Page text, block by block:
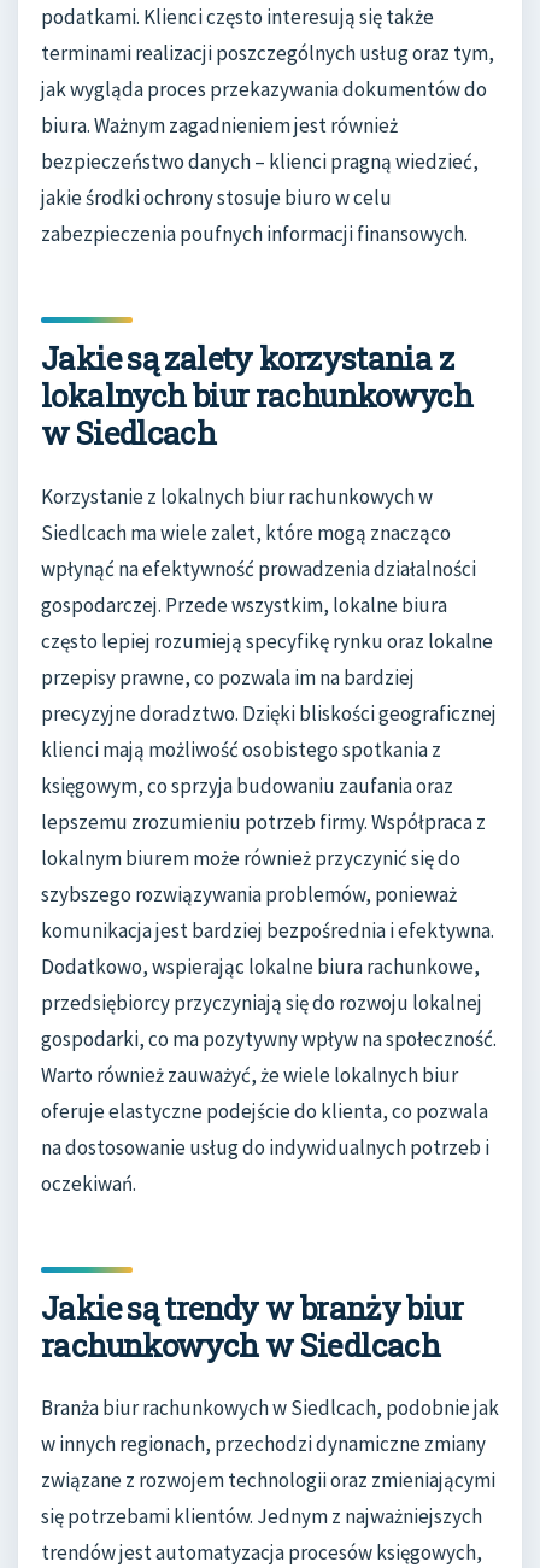
podatkami. Klienci często interesują się także
terminami realizacji poszczególnych usług oraz tym,
jak wygląda proces przekazywania dokumentów do
biura. Ważnym zagadnieniem jest również
bezpieczeństwo danych – klienci pragną wiedzieć,
jakie środki ochrony stosuje biuro w celu
zabezpieczenia poufnych informacji finansowych.
Jakie są zalety korzystania z
lokalnych biur rachunkowych
w Siedlcach
Korzystanie z lokalnych biur rachunkowych w
Siedlcach ma wiele zalet, które mogą znacząco
wpłynąć na efektywność prowadzenia działalności
gospodarczej. Przede wszystkim, lokalne biura
często lepiej rozumieją specyfikę rynku oraz lokalne
przepisy prawne, co pozwala im na bardziej
precyzyjne doradztwo. Dzięki bliskości geograficznej
klienci mają możliwość osobistego spotkania z
księgowym, co sprzyja budowaniu zaufania oraz
lepszemu zrozumieniu potrzeb firmy. Współpraca z
lokalnym biurem może również przyczynić się do
szybszego rozwiązywania problemów, ponieważ
komunikacja jest bardziej bezpośrednia i efektywna.
Dodatkowo, wspierając lokalne biura rachunkowe,
przedsiębiorcy przyczyniają się do rozwoju lokalnej
gospodarki, co ma pozytywny wpływ na społeczność.
Warto również zauważyć, że wiele lokalnych biur
oferuje elastyczne podejście do klienta, co pozwala
na dostosowanie usług do indywidualnych potrzeb i
oczekiwań.
Jakie są trendy w branży biur
rachunkowych w Siedlcach
Branża biur rachunkowych w Siedlcach, podobnie jak
w innych regionach, przechodzi dynamiczne zmiany
związane z rozwojem technologii oraz zmieniającymi
się potrzebami klientów. Jednym z najważniejszych
trendów jest automatyzacja procesów księgowych,